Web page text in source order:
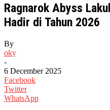
Ragnarok Abyss
Hadir di Tahun 2026
By
oky
-
6 December 2025
Facebook
Twitter
WhatsApp